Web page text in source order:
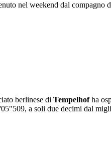
nel weekend dal compagno
berlinese di Tempelhofha
a soli due decimi dal